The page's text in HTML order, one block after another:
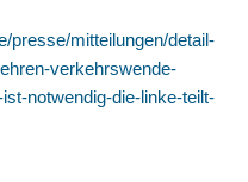
presse/mitteilungen/detail-
verkehrswende-
notwendig-die-linke-teilt-